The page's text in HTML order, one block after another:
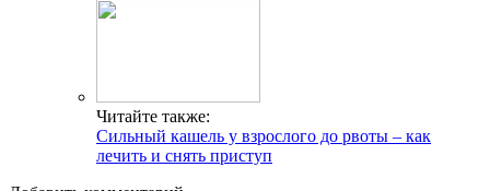
Читайте также:
Сильный кашель у взрослого до рвоты – как
лечить и снять приступ